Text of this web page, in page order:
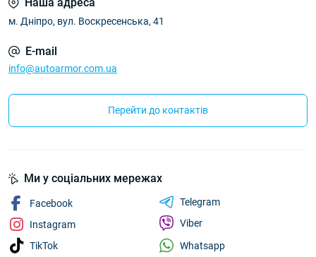
м. Дніпро, вул. Воскресенська, 41
E-mail
info@autoarmor.com.ua
Перейти до контактів
Ми у соціальних мережах
Facebook
Instagram
TikTok
Telegram
Viber
Whatsapp